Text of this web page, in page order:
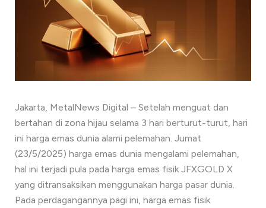
Jakarta, MetalNews Digital – Setelah menguat dan
bertahan di zona hijau selama 3 hari berturut-turut, hari
ini harga emas dunia alami pelemahan. Jumat
(23/5/2025) harga emas dunia mengalami pelemahan,
hal ini terjadi pula pada harga emas fisik JFXGOLD X
yang ditransaksikan menggunakan harga pasar dunia.
Pada perdagangannya pagi ini, harga emas fisik